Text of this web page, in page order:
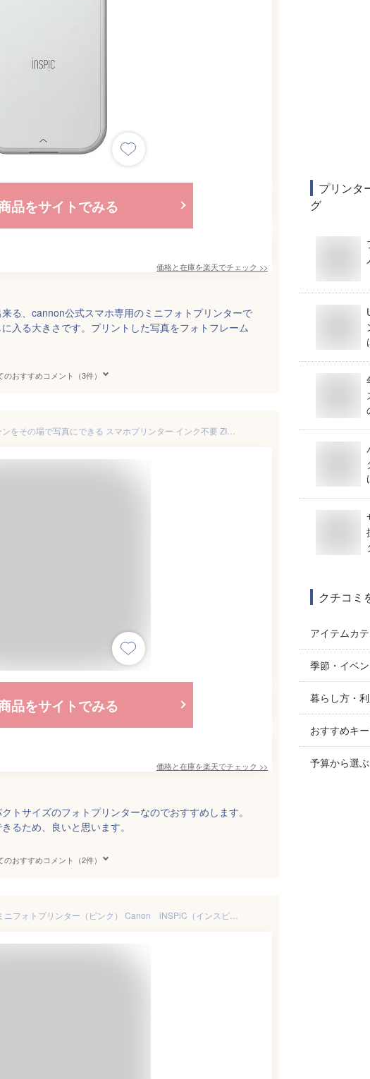
品をサイトでみる
価格と在庫を楽天でチェック >>
る、cannon公式スマホ専用のミニフォトプリンターで
入る大きさです。プリントした写真をフォトフレーム
のおすすめコメント（3件）
品をサイトでみる
価格と在庫を楽天でチェック >>
トサイズのフォトプリンターなのでおすすめします。
るため、良いと思います。
のおすすめコメント（2件）
プリンタ
グ
クチコミ
アイテムカ
季節・イベン
暮らし方・
おすすめキ
予算から選ぶ